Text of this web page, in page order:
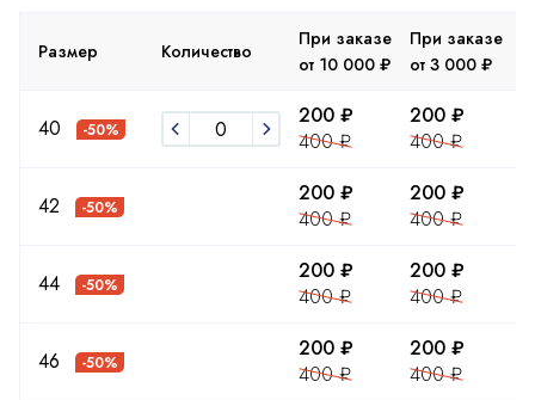
Размер Количество
При заказе
от 10 000 ₽
При заказе
от 3 000 ₽
40 -50%
200 ₽
400 ₽
200 ₽
400 ₽
42 -50%
200 ₽
400 ₽
200 ₽
400 ₽
44 -50%
200 ₽
400 ₽
200 ₽
400 ₽
46 -50%
200 ₽
400 ₽
200 ₽
400 ₽